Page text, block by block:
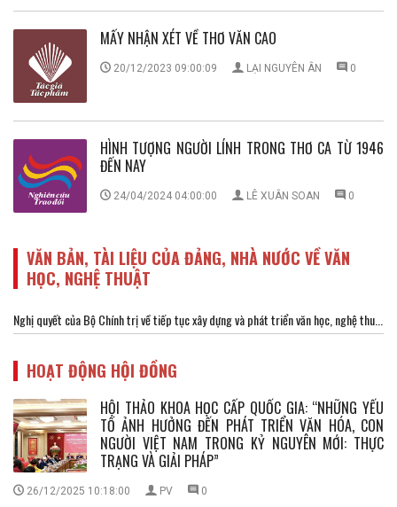
MẤY NHẬN XÉT VỀ THƠ VĂN CAO
20/12/2023 09:00:09 LẠI NGUYÊN ÂN 0
HÌNH TƯỢNG NGƯỜI LÍNH TRONG THƠ CA TỪ 1946
ĐẾN NAY
24/04/2024 04:00:00 LÊ XUÂN SOAN 0
VĂN BẢN, TÀI LIỆU CỦA ĐẢNG, NHÀ NƯỚC VỀ VĂN
HỌC, NGHỆ THUẬT
Nghị quyết của Bộ Chính trị về tiếp tục xây dựng và phát triển văn học, nghệ thu...
HOẠT ĐỘNG HỘI ĐỒNG
HỘI THẢO KHOA HỌC CẤP QUỐC GIA: “NHỮNG YẾU
TỐ ẢNH HƯỞNG ĐẾN PHÁT TRIỂN VĂN HÓA, CON
NGƯỜI VIỆT NAM TRONG KỶ NGUYÊN MỚI: THỰC
TRẠNG VÀ GIẢI PHÁP”
26/12/2025 10:18:00 PV 0